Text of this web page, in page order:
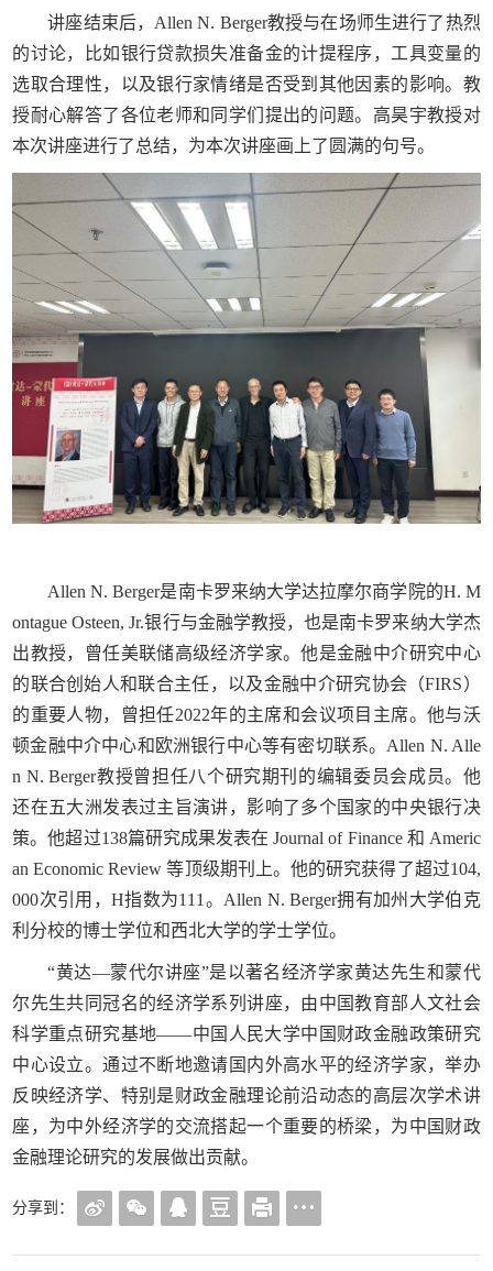
讲座结束后，Allen N. Berger教授与在场师生进行了热烈
的讨论，比如银行贷款损失准备金的计提程序，工具变量的
选取合理性，以及银行家情绪是否受到其他因素的影响。教
授耐心解答了各位老师和同学们提出的问题。高昊宇教授对
本次讲座进行了总结，为本次讲座画上了圆满的句号。
Allen N. Berger是南卡罗来纳大学达拉摩尔商学院的H. M
ontague Osteen, Jr.银行与金融学教授，也是南卡罗来纳大学杰
出教授，曾任美联储高级经济学家。他是金融中介研究中心
的联合创始人和联合主任，以及金融中介研究协会（FIRS）
的重要人物，曾担任2022年的主席和会议项目主席。他与沃
顿金融中介中心和欧洲银行中心等有密切联系。Allen N. Alle
n N. Berger教授曾担任八个研究期刊的编辑委员会成员。他
还在五大洲发表过主旨演讲，影响了多个国家的中央银行决
策。他超过138篇研究成果发表在 Journal of Finance 和 Americ
an Economic Review 等顶级期刊上。他的研究获得了超过104,
000次引用，H指数为111。Allen N. Berger拥有加州大学伯克
利分校的博士学位和西北大学的学士学位。
“黄达—蒙代尔讲座”是以著名经济学家黄达先生和蒙代
尔先生共同冠名的经济学系列讲座，由中国教育部人文社会
科学重点研究基地——中国人民大学中国财政金融政策研究
中心设立。通过不断地邀请国内外高水平的经济学家，举办
反映经济学、特别是财政金融理论前沿动态的高层次学术讲
座，为中外经济学的交流搭起一个重要的桥梁，为中国财政
金融理论研究的发展做出贡献。
分享到：